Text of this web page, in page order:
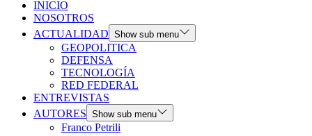
INICIO
NOSOTROS
ACTUALIDAD Show sub menu
GEOPOLITICA
DEFENSA
TECNOLOGÍA
RED FEDERAL
ENTREVISTAS
AUTORES Show sub menu
Franco Petrili